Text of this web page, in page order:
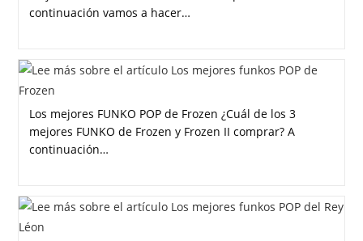
continuación vamos a hacer…
Los mejores FUNKO POP de Frozen ¿Cuál de los 3
mejores FUNKO de Frozen y Frozen II comprar? A
continuación…